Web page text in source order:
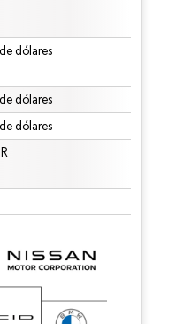
dólares
dólares
dólares
conforme CC BY 4.0.